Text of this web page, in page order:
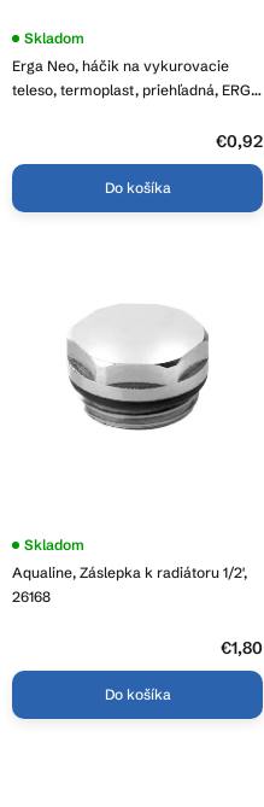
o
v
Erga Neo, háčik na vykurovacie
teleso, termoplast, priehľadná, ERG-
Skladom
€0,92
Do košíka
Aqualine, Záslepka k radiátoru 1/2',
26168
Skladom
€1,80
Do košíka